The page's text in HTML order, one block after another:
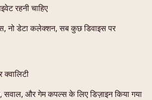
रहनी चाहिए
नो डेटा कलेक्शन, सब कुछ डिवाइस पर
सवाल, और गेम कपल्स के लिए डिज़ाइन किया गया